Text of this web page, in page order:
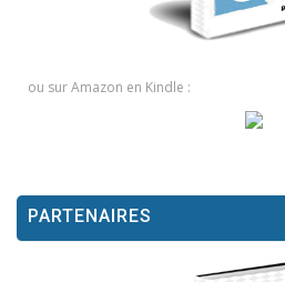
ou sur Amazon en Kindle :
PARTENAIRES